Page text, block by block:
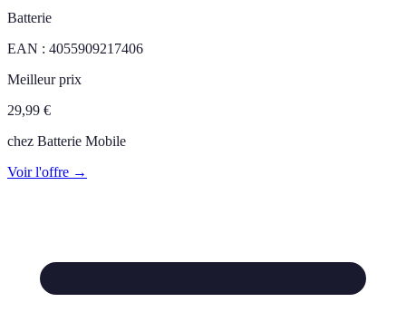
Batterie
EAN : 4055909217406
Meilleur prix
29,99 €
chez Batterie Mobile
Voir l'offre →